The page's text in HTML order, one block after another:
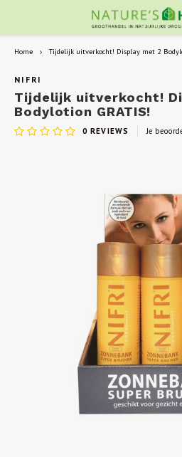
Home Tijdelijk uitverkocht! Display met 2
NIFRI
Tijdelijk uitverkocht!
Bodylotion GRATIS!
0 REVIEWS Je